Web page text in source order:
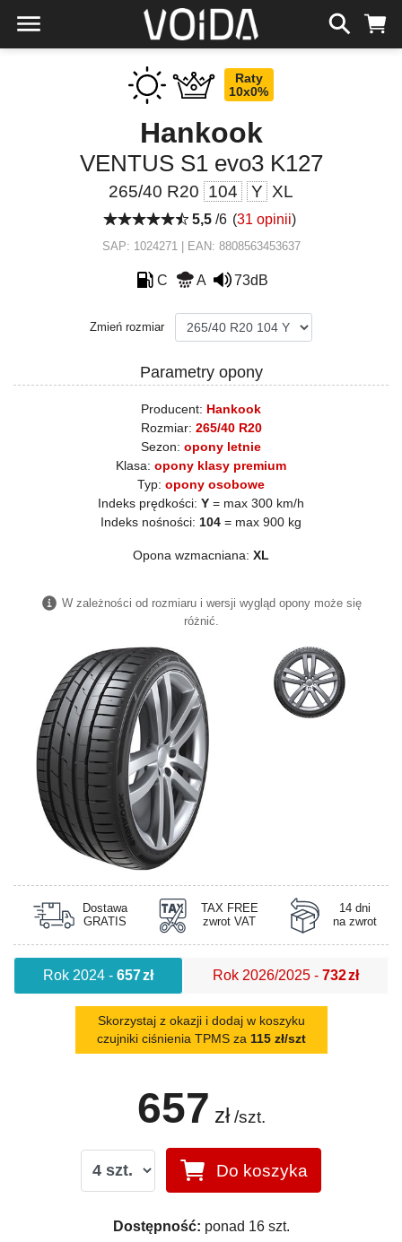
Raty
10x0%
Hankook
VENTUS S1 evo3 K127
265/40 R20 104 Y XL
5,5/6 (31 opinii)
SAP: 1024271 | EAN: 8808563453637
C A 73dB
Zmień rozmiar
Parametry opony
Producent: Hankook
Rozmiar: 265/40 R20
Sezon: opony letnie
Klasa: opony klasy premium
Typ: opony osobowe
Indeks prędkości: Y = max 300 km/h
Indeks nośności: 104 = max 900 kg
Opona wzmacniana: XL
W zależności od rozmiaru i wersji wygląd opony może się
różnić.
Dostawa
GRATIS
TAX FREE
zwrot VAT
14 dni
na zwrot
Rok 2024 -657zł Rok 2026/2025 -732zł
Skorzystaj z okazji i dodaj w koszyku
czujniki ciśnienia TPMS za 115 zł/szt
657 zł /szt.
Do koszyka
Dostępność: ponad 16 szt.